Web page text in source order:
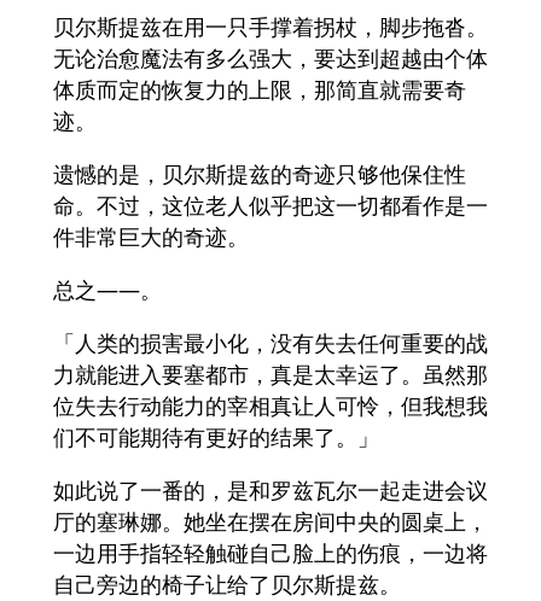
贝尔斯提兹在用一只手撑着拐杖，脚步拖沓。
无论治愈魔法有多么强大，要达到超越由个体
体质而定的恢复力的上限，那简直就需要奇
迹。
遗憾的是，贝尔斯提兹的奇迹只够他保住性
命。不过，这位老人似乎把这一切都看作是一
件非常巨大的奇迹。
总之——。
「人类的损害最小化，没有失去任何重要的战
力就能进入要塞都市，真是太幸运了。虽然那
位失去行动能力的宰相真让人可怜，但我想我
们不可能期待有更好的结果了。」
如此说了一番的，是和罗兹瓦尔一起走进会议
厅的塞琳娜。她坐在摆在房间中央的圆桌上，
一边用手指轻轻触碰自己脸上的伤痕，一边将
自己旁边的椅子让给了贝尔斯提兹。